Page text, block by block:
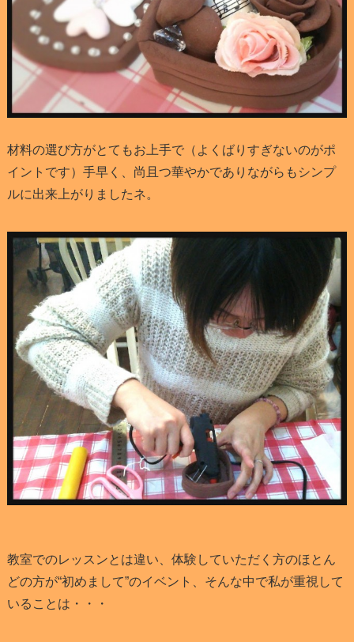
材料の選び方がとてもお上手で（よくばりすぎないのがポ
イントです）手早く、尚且つ華やかでありながらもシンプ
ルに出来上がりましたネ。
教室でのレッスンとは違い、体験していただく方のほとん
どの方が“初めまして”のイベント、そんな中で私が重視して
いることは・・・